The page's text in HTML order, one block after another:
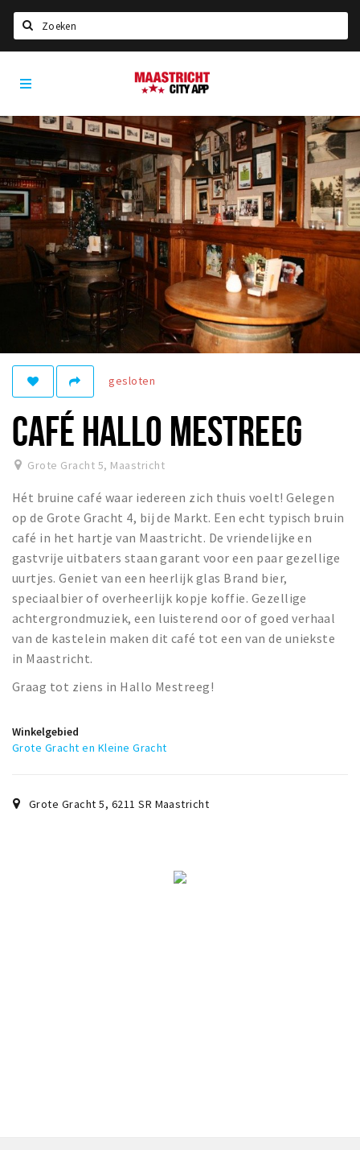
Home
Agenda
Party pics
Nieuws, interviews & blogs
Eten
Drinken
Slapen
Recreatief
Winkels
Winkelgebieden
Parkeren
Bezienswaardigheden
Musea, theaters & podia
Uitjes & activiteiten
Toeristische routes
Natuurgebieden
Baroniepoorten
Sport
Andere City Apps
Maastricht
City
gesloten
CAFÉ HALLO MESTREEG
Grote Gracht 5, Maastricht
Hét bruine café waar iedereen zich thuis voelt! Gelegen
op de Grote Gracht 4, bij de Markt. Een echt typisch bruin
café in het hartje van Maastricht. De vriendelijke en
gastvrije uitbaters staan garant voor een paar gezellige
uurtjes. Geniet van een heerlijk glas Brand bier,
speciaalbier of overheerlijk kopje koffie. Gezellige
achtergrondmuziek, een luisterend oor of goed verhaal
van de kastelein maken dit café tot een van de uniekste
in Maastricht.
Graag tot ziens in Hallo Mestreeg!
Winkelgebied
Grote Gracht en Kleine Gracht
Grote Gracht 5, 6211 SR Maastricht